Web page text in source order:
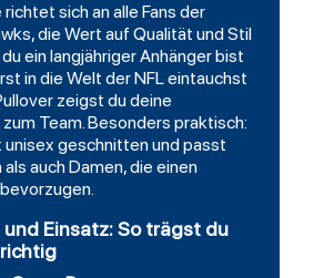
sich an alle Fans der
die Wert auf Qualität und Stil
ein langjähriger Anhänger bist
in die Welt der NFL eintauchst
zeigst du deine
Team. Besonders praktisch:
unisex geschnitten und passt
auch Damen, die einen
Einsatz: So trägst du